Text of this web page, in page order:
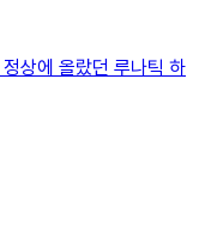
상에 올랐던 루나틱 하